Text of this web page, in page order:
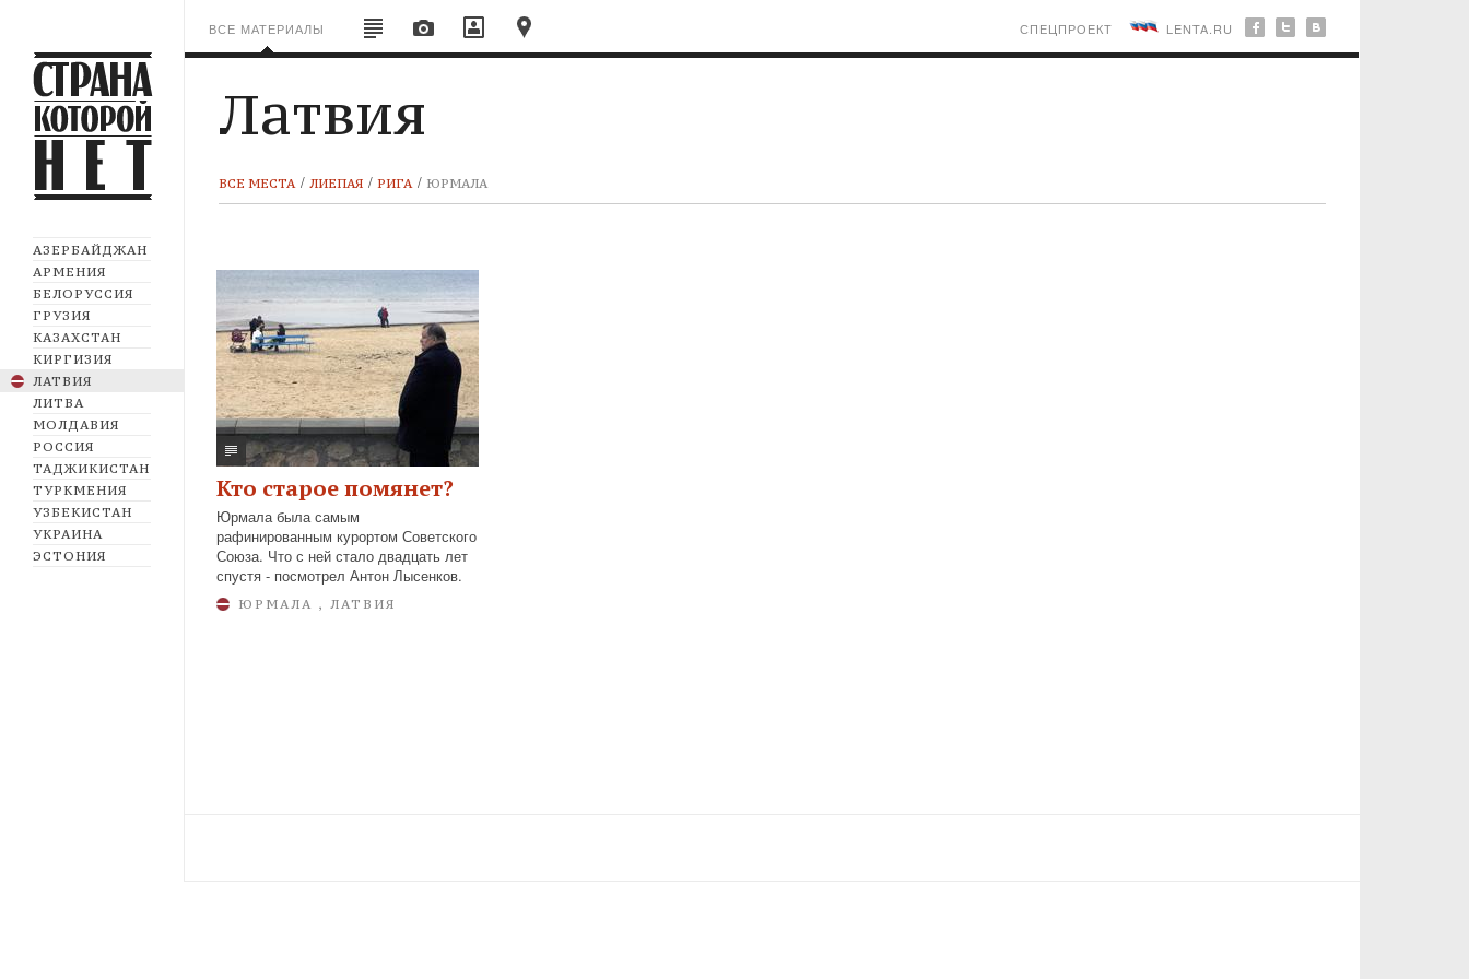
АЗЕРБАЙДЖАН
АРМЕНИЯ
БЕЛОРУССИЯ
ГРУЗИЯ
КАЗАХСТАН
КИРГИЗИЯ
ЛАТВИЯ
ЛИТВА
МОЛДАВИЯ
РОССИЯ
ТАДЖИКИСТАН
ТУРКМЕНИЯ
УЗБЕКИСТАН
УКРАИНА
ЭСТОНИЯ
ВСЕ МАТЕРИАЛЫ СПЕЦПРОЕКТ LENTA.RU
Латвия
ВСЕ МЕСТА ЛИЕПАЯ РИГА ЮРМАЛА
Кто старое помянет?
Юрмала была самым
рафинированным курортом Советского
Союза. Что с ней стало двадцать лет
спустя - посмотрел Антон Лысенков.
ЮРМАЛА , ЛАТВИЯ